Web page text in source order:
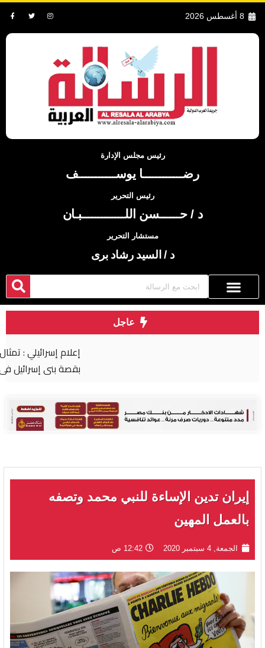
8 أغسطس 2026
رئيس مجلس الإدارة
رضــــــــــــا يوســـــــــــف
رئيس التحرير
د / حــــــسن اللـــــــــــــبـان
مستشار التحرير
د / السيد رشاد برى
عاجل
إعلام إسرائيلي : تمثال رمسيس الثاني تربطه علاقة
إيران تدين الإساءة للنبي محمد وتصفه
بالعمل المهين
الجمعة, 4 سبتمبر 2020 12:42 ص